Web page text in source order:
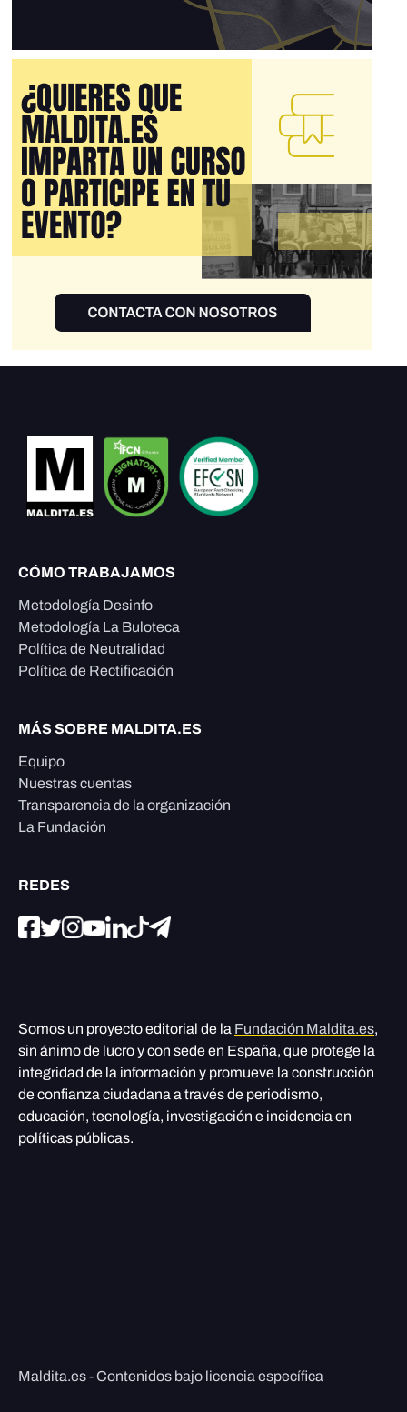
CÓMO TRABAJAMOS
Metodología Desinfo
Metodología La Buloteca
Política de Neutralidad
Política de Rectificación
MÁS SOBRE MALDITA.ES
Equipo
Nuestras cuentas
Transparencia de la organización
La Fundación
REDES
Somos un proyecto editorial de la Fundación Maldita.es,
sin ánimo de lucro y con sede en España, que protege la
integridad de la información y promueve la construcción
de confianza ciudadana a través de periodismo,
educación, tecnología, investigación e incidencia en
políticas públicas.
Maldita.es - Contenidos bajo licencia específica